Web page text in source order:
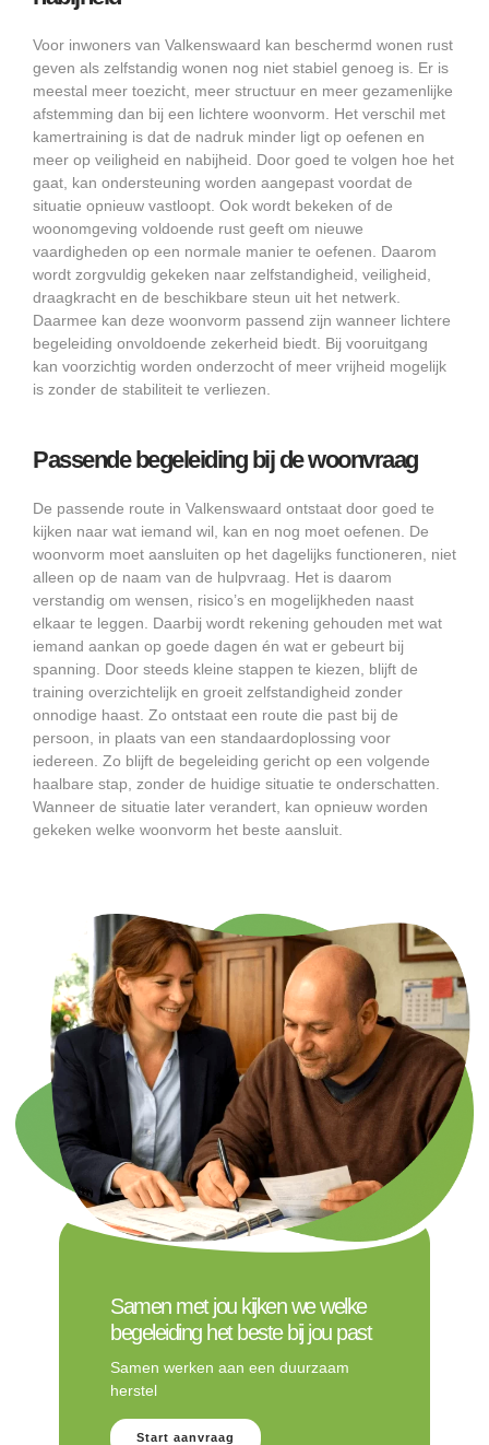
Voor inwoners van Valkenswaard kan beschermd wonen rust
geven als zelfstandig wonen nog niet stabiel genoeg is. Er is
meestal meer toezicht, meer structuur en meer gezamenlijke
afstemming dan bij een lichtere woonvorm. Het verschil met
kamertraining is dat de nadruk minder ligt op oefenen en
meer op veiligheid en nabijheid. Door goed te volgen hoe het
gaat, kan ondersteuning worden aangepast voordat de
situatie opnieuw vastloopt. Ook wordt bekeken of de
woonomgeving voldoende rust geeft om nieuwe
vaardigheden op een normale manier te oefenen. Daarom
wordt zorgvuldig gekeken naar zelfstandigheid, veiligheid,
draagkracht en de beschikbare steun uit het netwerk.
Daarmee kan deze woonvorm passend zijn wanneer lichtere
begeleiding onvoldoende zekerheid biedt. Bij vooruitgang
kan voorzichtig worden onderzocht of meer vrijheid mogelijk
is zonder de stabiliteit te verliezen.
Passende begeleiding bij de woonvraag
De passende route in Valkenswaard ontstaat door goed te
kijken naar wat iemand wil, kan en nog moet oefenen. De
woonvorm moet aansluiten op het dagelijks functioneren, niet
alleen op de naam van de hulpvraag. Het is daarom
verstandig om wensen, risico’s en mogelijkheden naast
elkaar te leggen. Daarbij wordt rekening gehouden met wat
iemand aankan op goede dagen én wat er gebeurt bij
spanning. Door steeds kleine stappen te kiezen, blijft de
training overzichtelijk en groeit zelfstandigheid zonder
onnodige haast. Zo ontstaat een route die past bij de
persoon, in plaats van een standaardoplossing voor
iedereen. Zo blijft de begeleiding gericht op een volgende
haalbare stap, zonder de huidige situatie te onderschatten.
Wanneer de situatie later verandert, kan opnieuw worden
gekeken welke woonvorm het beste aansluit.
Samen met jou kijken we welke
begeleiding het beste bij jou past
Samen werken aan een duurzaam
herstel
Start aanvraag